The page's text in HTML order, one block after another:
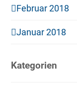
Februar 2018
Januar 2018
Kategorien